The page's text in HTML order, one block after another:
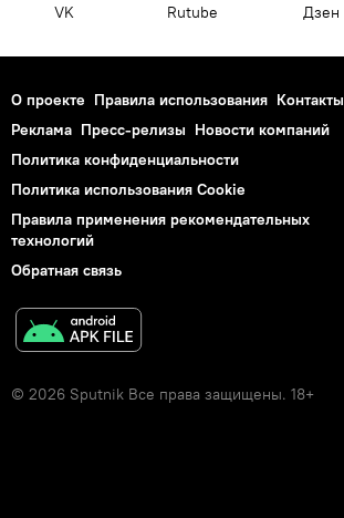
VK Rutube Дзен
О проекте Правила использования Контакты
Реклама Пресс-релизы Новости компаний
Политика конфиденциальности
Политика использования Cookie
Правила применения рекомендательных
технологий
Обратная связь
© 2026 Sputnik Все права защищены. 18+